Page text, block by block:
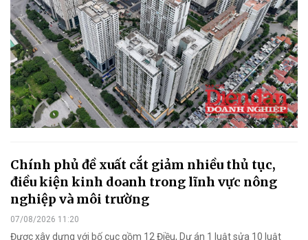
Chính phủ đề xuất cắt giảm nhiều thủ tục,
điều kiện kinh doanh trong lĩnh vực nông
nghiệp và môi trường
07/08/2026 11:20
Được xây dựng với bố cục gồm 12 Điều, Dự án 1 luật sửa 10 luật